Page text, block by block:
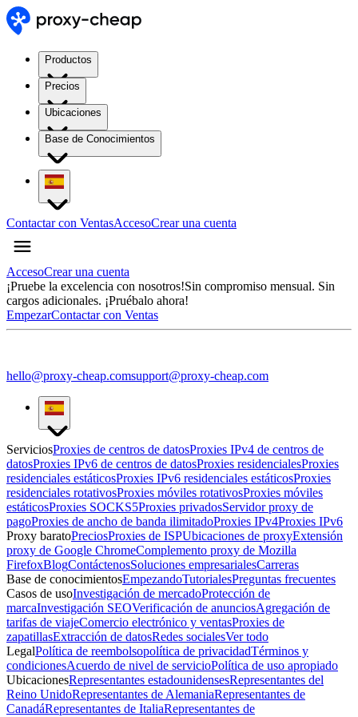
Productos
Precios
Ubicaciones
Base de Conocimientos
Contactar con VentasAccesoCrear una cuenta
AccesoCrear una cuenta
¡Pruebe la excelencia con nosotros!Sin compromiso mensual. Sin
cargos adicionales. ¡Pruébalo ahora!
EmpezarContactar con Ventas
hello@proxy-cheap.comsupport@proxy-cheap.com
ServiciosProxies de centros de datosProxies IPv4 de centros de
datosProxies IPv6 de centros de datosProxies residencialesProxies
residenciales estáticosProxies IPv6 residenciales estáticosProxies
residenciales rotativosProxies móviles rotativosProxies móviles
estáticosProxies SOCKS5Proxies privadosServidor proxy de
pagoProxies de ancho de banda ilimitadoProxies IPv4Proxies IPv6
Proxy baratoPreciosProxies de ISPUbicaciones de proxyExtensión
proxy de Google ChromeComplemento proxy de Mozilla
FirefoxBlogContáctenosSoluciones empresarialesCarreras
Base de conocimientosEmpezandoTutorialesPreguntas frecuentes
Casos de usoInvestigación de mercadoProtección de
marcaInvestigación SEOVerificación de anunciosAgregación de
tarifas de viajeComercio electrónico y ventasProxies de
zapatillasExtracción de datosRedes socialesVer todo
LegalPolítica de reembolsopolítica de privacidadTérminos y
condicionesAcuerdo de nivel de servicioPolítica de uso apropiado
UbicacionesRepresentantes estadounidensesRepresentantes del
Reino UnidoRepresentantes de AlemaniaRepresentantes de
CanadáRepresentantes de ItaliaRepresentantes de